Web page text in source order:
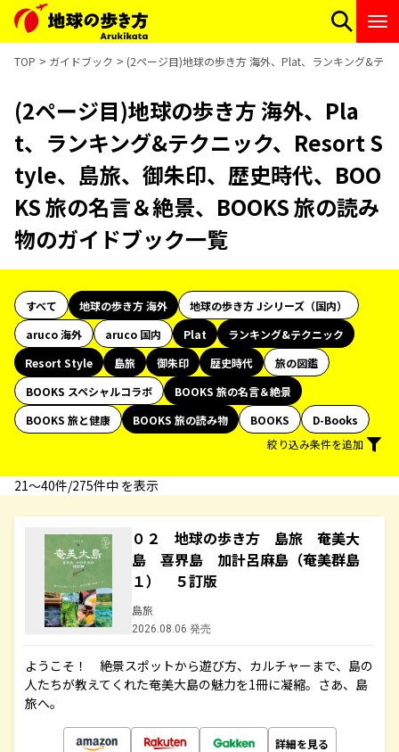
TOP ガイドブック (2ページ目)地球の歩き方 海外、Plat、ランキング&テ
(2ページ目)地球の歩き方 海外、Pla
t、ランキング&テクニック、Resort S
tyle、島旅、御朱印、歴史時代、BOO
KS 旅の名言＆絶景、BOOKS 旅の読み
物のガイドブック一覧
すべて 地球の歩き方 海外
地球の歩き方 Jシリーズ（国内）
aruco 海外
aruco 国内 Plat
ランキング&テクニック
Resort Style
島旅 御朱印 歴史時代
旅の図鑑
BOOKS スペシャルコラボ
BOOKS 旅の名言＆絶景
BOOKS 旅と健康
BOOKS 旅の読み物 BOOKS
D-Books
絞り込み条件を追加
21〜40件/275件中 を表示
０２ 地球の歩き方 島旅 奄美大
島 喜界島 加計呂麻島（奄美群島
１） ５訂版
島旅
2026.08.06 発売
ようこそ！ 絶景スポットから遊び方、カルチャーまで、島の
人たちが教えてくれた奄美大島の魅力を1冊に凝縮。さあ、島
旅へ。
詳細を見る